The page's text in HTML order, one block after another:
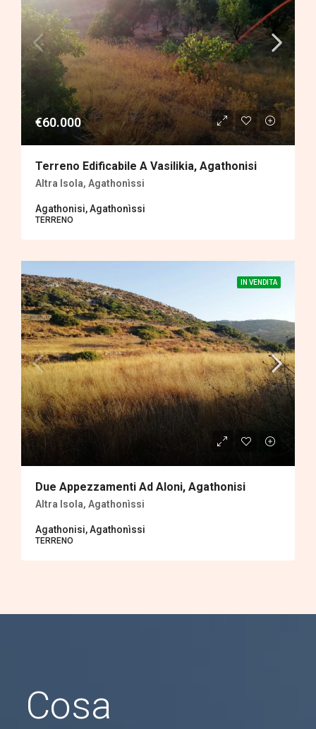
€60.000
Terreno Edificabile A Vasilikia, Agathonisi
Altra Isola, Agathonìssi
Agathonisi, Agathonìssi
TERRENΟ
IN VENDITA
Due Appezzamenti Ad Aloni, Agathonisi
Altra Isola, Agathonìssi
Agathonisi, Agathonìssi
TERRENΟ
Cosa